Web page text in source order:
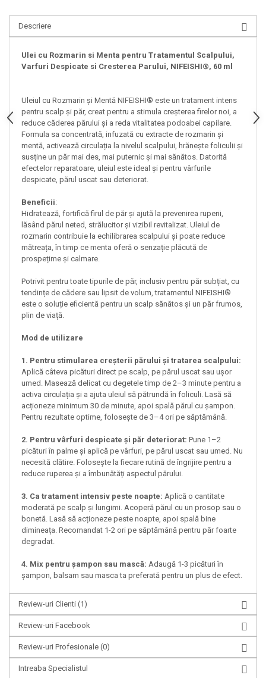
Descriere
Ulei cu Rozmarin si Menta pentru Tratamentul Scalpului,
Varfuri Despicate si Cresterea Parului, NIFEISHI®, 60 ml
Uleiul cu Rozmarin și Mentă NIFEISHI® este un tratament intens
pentru scalp și păr, creat pentru a stimula creșterea firelor noi, a
reduce căderea părului și a reda vitalitatea podoabei capilare.
Formula sa concentrată, infuzată cu extracte de rozmarin și
mentă, activează circulația la nivelul scalpului, hrănește foliculii și
susține un păr mai des, mai puternic și mai sănătos. Datorită
efectelor reparatoare, uleiul este ideal și pentru vârfurile
despicate, părul uscat sau deteriorat.
Beneficii:
Hidratează, fortifică firul de păr și ajută la prevenirea ruperii,
lăsând părul neted, strălucitor și vizibil revitalizat. Uleiul de
rozmarin contribuie la echilibrarea scalpului și poate reduce
mătreața, în timp ce menta oferă o senzație plăcută de
prospețime și calmare.
Potrivit pentru toate tipurile de păr, inclusiv pentru păr subțiat, cu
tendințe de cădere sau lipsit de volum, tratamentul NIFEISHI®
este o soluție eficientă pentru un scalp sănătos și un păr frumos,
plin de viață.
Mod de utilizare
1. Pentru stimularea creșterii părului și tratarea scalpului:
Aplică câteva picături direct pe scalp, pe părul uscat sau ușor
umed. Masează delicat cu degetele timp de 2–3 minute pentru a
activa circulația și a ajuta uleiul să pătrundă în foliculi. Lasă să
acționeze minimum 30 de minute, apoi spală părul cu șampon.
Pentru rezultate optime, folosește de 3–4 ori pe săptămână.
2. Pentru vârfuri despicate și păr deteriorat: Pune 1–2
picături în palme și aplică pe vârfuri, pe părul uscat sau umed. Nu
necesită clătire. Folosește la fiecare rutină de îngrijire pentru a
reduce ruperea și a îmbunătăți aspectul părului.
3. Ca tratament intensiv peste noapte: Aplică o cantitate
moderată pe scalp și lungimi. Acoperă părul cu un prosop sau o
bonetă. Lasă să acționeze peste noapte, apoi spală bine
dimineața. Recomandat 1-2 ori pe săptămână pentru păr foarte
degradat.
4. Mix pentru șampon sau mască: Adaugă 1-3 picături în
șampon, balsam sau masca ta preferată pentru un plus de efect.
Review-uri Clienti (1)
Review-uri Facebook
Review-uri Profesionale (0)
Intreaba Specialistul